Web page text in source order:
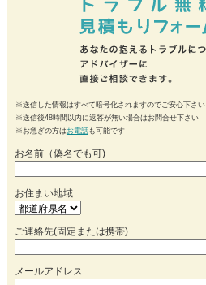
※送信した情報はすべて暗号化されますのでご安心下さい
※送信後48時間以内に返答が無い場合はお問合せ下さい
※お急ぎの方は お電話も可能です
お名前（偽名でも可)
お住まい地域
ご連絡先(固定または携帯)
メールアドレス